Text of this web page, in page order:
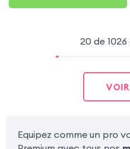
20 de
Equipez comme un pro